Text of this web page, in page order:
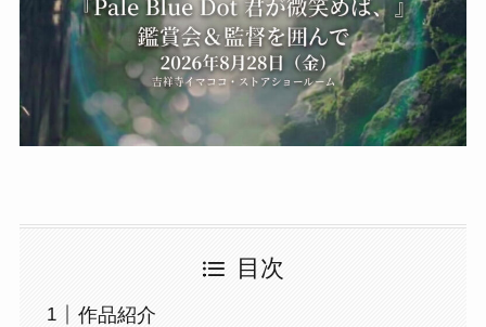
目次
作品紹介